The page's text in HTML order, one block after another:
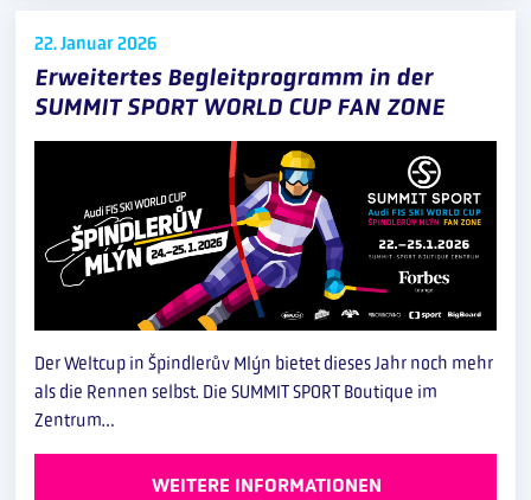
22. Januar2026
Erweitertes Begleitprogramm in der
SUMMIT SPORT WORLD CUP FAN ZONE
Der Weltcup in Špindlerův Mlýn bietet dieses Jahr noch mehr
als die Rennen selbst. Die SUMMIT SPORT Boutique im
Zentrum…
WEITERE INFORMATIONEN